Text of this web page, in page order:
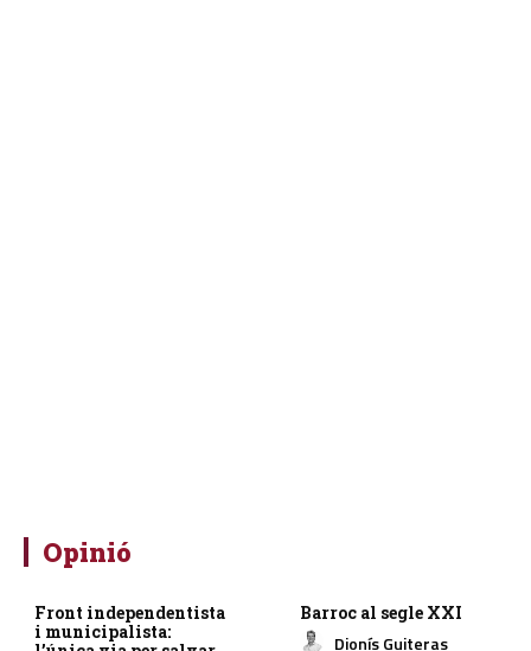
Opinió
Front independentista
i municipalista:
Barroc al segle XXI
Dionís Guiteras